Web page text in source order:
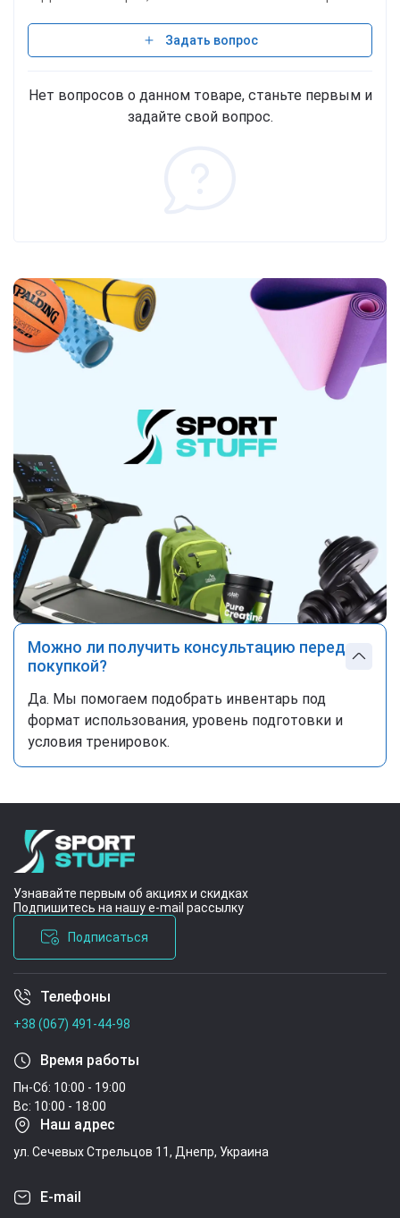
Задать вопрос
Нет вопросов о данном товаре, станьте первым и
задайте свой вопрос.
Можно ли получить консультацию перед
покупкой?
Да. Мы помогаем подобрать инвентарь под
формат использования, уровень подготовки и
условия тренировок.
Узнавайте первым об акциях и скидках
Подпишитесь на нашу e-mail рассылку
Подписаться
Условия соглашения
Телефоны
+38 (067) 491-44-98
Время работы
Пн-Сб: 10:00 - 19:00
Вс: 10:00 - 18:00
Наш адрес
ул. Сечевых Стрельцов 11, Днепр, Украина
E-mail